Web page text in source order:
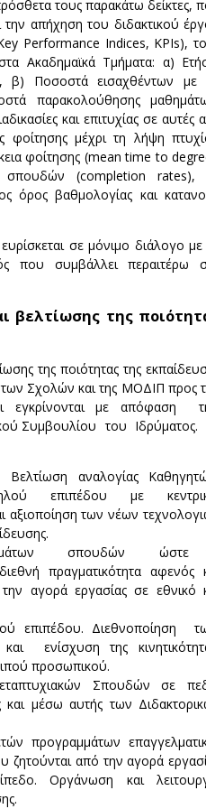
τους παρακάτω δείκτες,
την απήχηση του διδακτικού
Performance Indices, KPIs),
Ακαδημαϊκά Τμήματα: α)
β) Ποσοστά εισαχθέντων με
παρακολούθησης
και επιτυχίας σε αυτές
φοίτησης μέχρι τη λήψη
φοίτησης (mean time to
(completion rates),
όρος βαθμολογίας και
σε μόνιμο διάλογο με
που συμβάλλει περαιτέρω
βελτίωσης της
της ποιότητας της
των Σχολών και της ΜΟΔΙΠ προς
εγκρίνονται με απόφαση
Συμβουλίου του Ιδρύματος.
αναλογίας
επιπέδου με
των νέων
σπουδών ώστε
πραγματικότητα αφενός
αγορά εργασίας σε εθνικό
επιπέδου. Διεθνοποίηση
ενίσχυση της
προσωπικού.
Σπουδών σε
και μέσω αυτής των
προγραμμάτων
ζητούνται από την αγορά
Οργάνωση και